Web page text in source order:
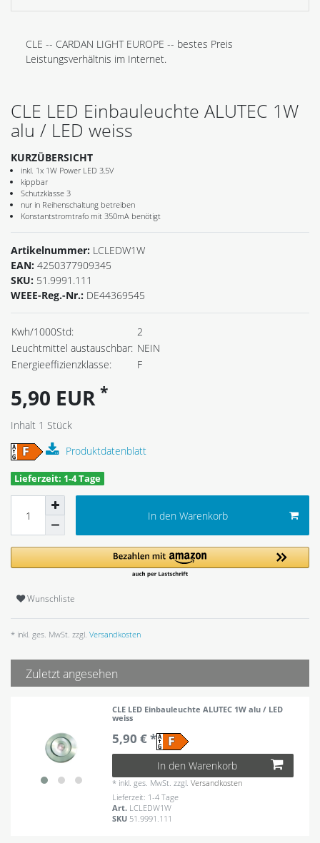
CLE -- CARDAN LIGHT EUROPE -- bestes Preis
Leistungsverhältnis im Internet.
CLE LED Einbauleuchte ALUTEC 1W
alu / LED weiss
KURZÜBERSICHT
inkl. 1x 1W Power LED 3,5V
kippbar
Schutzklasse 3
nur in Reihenschaltung betreiben
Konstantstromtrafo mit 350mA benötigt
Artikelnummer: LCLEDW1W
EAN: 4250377909345
SKU: 51.9991.111
WEEE-Reg.-Nr.: DE44369545
Kwh/1000Std:
2
Leuchtmittel austauschbar: NEIN
Energieeffizienzklasse:
F
5,90 EUR *
Inhalt 1 Stück
Produktdatenblatt
Lieferzeit: 1-4 Tage
In den Warenkorb
Wunschliste
* inkl. ges. MwSt. zzgl. Versandkosten
Zuletzt angesehen
CLE LED Einbauleuchte ALUTEC 1W alu / LED
weiss
5,90 € *
In den Warenkorb
* inkl. ges. MwSt. zzgl.Versandkosten
Lieferzeit: 1-4 Tage
Art. LCLEDW1W
SKU 51.9991.111